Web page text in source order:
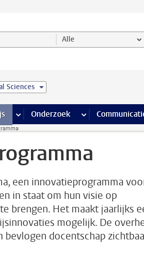
categorie Alle
Sciences
pagina’s
meer Onderwijs pagina’s
Onderzoek meer Onderzoek
een innovatieprogramma
in staat om hun visie op
brengen. Het maakt jaarlijks
mogelijk. De
docentschap